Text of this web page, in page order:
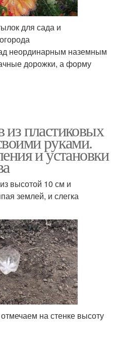
для сада и
неординарным наземным
дорожки, а форму
пластиковых
руками.
и установки
высотой 10 см и
землей, и слегка
на стенке высоту